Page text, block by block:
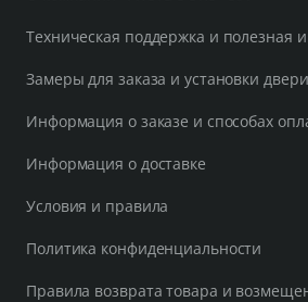
Техническая поддержка и полезная
Замеры для заказа и установки двери
Информация о заказе и способах
Информация о доставке
Условия и правила
Политика конфиденциальности
Правила возврата товара и